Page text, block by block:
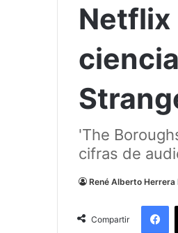
Netflix
'The
cifras de
René Alberto Herrera
Compartir